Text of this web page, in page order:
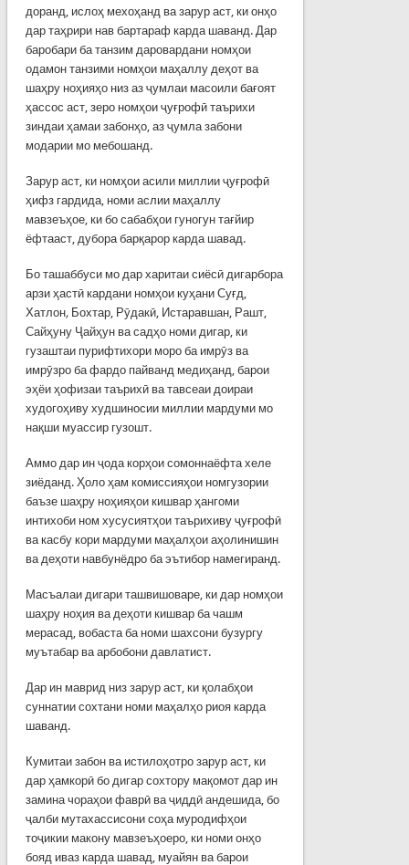
доранд, ислоҳ мехоҳанд ва зарур аст, ки онҳо
дар таҳрири нав бартараф карда шаванд. Дар
баробари ба танзим даровардани номҳои
одамон танзими номҳои маҳаллу деҳот ва
шаҳру ноҳияҳо низ аз ҷумлаи масоили бағоят
ҳассос аст, зеро номҳои ҷуғрофӣ таърихи
зиндаи ҳамаи забонҳо, аз ҷумла забони
модарии мо мебошанд.
Зарур аст, ки номҳои асили миллии ҷуғрофӣ
ҳифз гардида, номи аслии маҳаллу
мавзеъҳое, ки бо сабабҳои гуногун тағйир
ёфтааст, дубора барқарор карда шавад.
Бо ташаббуси мо дар харитаи сиёсӣ дигарбора
арзи ҳастӣ кардани номҳои куҳани Суғд,
Хатлон, Бохтар, Рӯдакӣ, Истаравшан, Рашт,
Сайҳуну Ҷайҳун ва садҳо номи дигар, ки
гузаштаи пурифтихори моро ба имрӯз ва
имрӯзро ба фардо пайванд медиҳанд, барои
эҳёи ҳофизаи таърихӣ ва тавсеаи доираи
худогоҳиву худшиносии миллии мардуми мо
нақши муассир гузошт.
Аммо дар ин ҷода корҳои сомоннаёфта хеле
зиёданд. Ҳоло ҳам комиссияҳои номгузории
баъзе шаҳру ноҳияҳои кишвар ҳангоми
интихоби ном хусусиятҳои таърихиву ҷуғрофӣ
ва касбу кори мардуми маҳалҳои аҳолинишин
ва деҳоти навбунёдро ба эътибор намегиранд.
Масъалаи дигари ташвишоваре, ки дар номҳои
шаҳру ноҳия ва деҳоти кишвар ба чашм
мерасад, вобаста ба номи шахсони бузургу
муътабар ва арбобони давлатист.
Дар ин маврид низ зарур аст, ки қолабҳои
суннатии сохтани номи маҳалҳо риоя карда
шаванд.
Кумитаи забон ва истилоҳотро зарур аст, ки
дар ҳамкорӣ бо дигар сохтору мақомот дар ин
замина чораҳои фаврӣ ва ҷиддӣ андешида, бо
ҷалби мутахассисони соҳа муродифҳои
тоҷикии макону мавзеъҳоеро, ки номи онҳо
бояд иваз карда шавад, муайян ва барои